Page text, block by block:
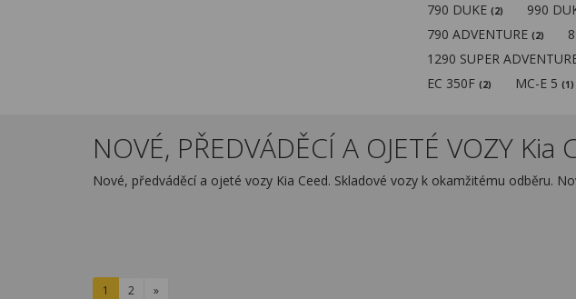
790 DUKE(2) 990
790 ADVENTURE(2)
1290 SUPER
EC 350F(2) MC-E 5(1)
NOVÉ, PŘEDVÁDĚCÍ A OJETÉ VOZY Kia
Nové, předváděcí a ojeté vozy Kia Ceed. Skladové vozy k okamžitému odběru.
1 2 »